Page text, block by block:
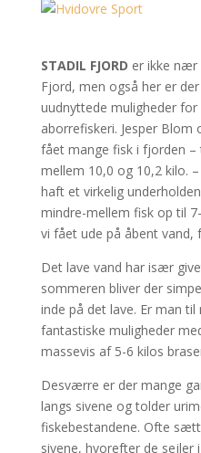
STADIL FJORD er ikke nær
Fjord, men også her er
uudnyttede muligheder
aborrefiskeri. Jesper
fået mange fisk i fjorden
mellem 10,0 og 10,2 kilo.
haft et virkelig
mindre-mellem fisk op til
vi fået ude på åbent
Det lave vand har især
sommeren bliver der
inde på det lave. Er man
fantastiske muligheder
massevis af 5-6 kilos
Desværre er der mange
langs sivene og tolder
fiskebestandene. Ofte
sivene, hvorefter de sejler